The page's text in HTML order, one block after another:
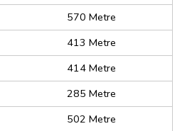
570 Metre
413 Metre
414 Metre
285 Metre
502 Metre